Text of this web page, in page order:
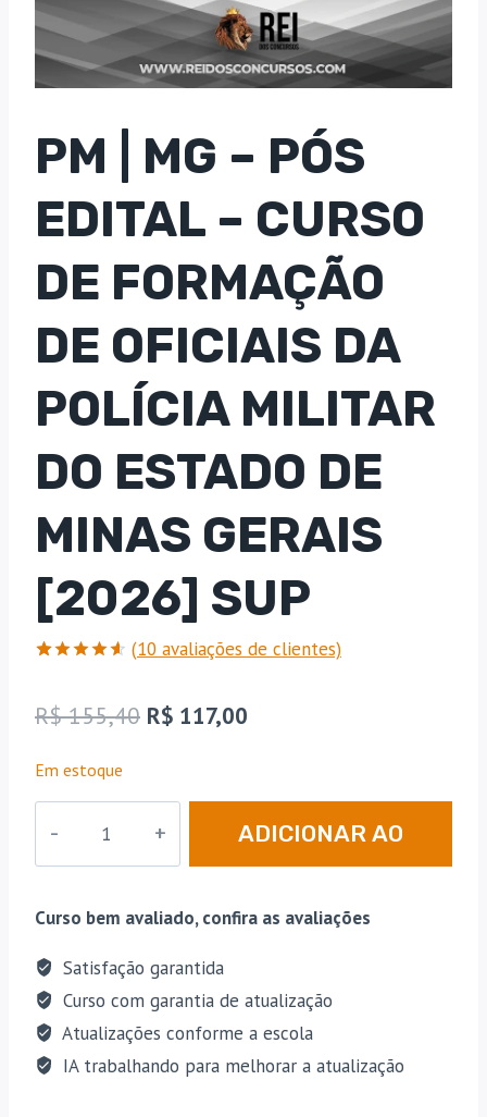
PM | MG – PÓS
EDITAL – CURSO
DE FORMAÇÃO
DE OFICIAIS DA
POLÍCIA MILITAR
DO ESTADO DE
MINAS GERAIS
[2026] SUP
de 5, com
baseado
avaliações
clientes
(10 avaliações de clientes)
R$155,40 O
era:
R$ 155,40.
R$ 117,00
é:
R$ 117,00.
Em estoque
MG
Edital
-
Curso
de
Formação
ADICIONAR AO
Curso bem avaliado, confira as avaliações
Satisfação garantida
Curso com garantia de atualização
Atualizações conforme a escola
IA trabalhando para melhorar a atualização